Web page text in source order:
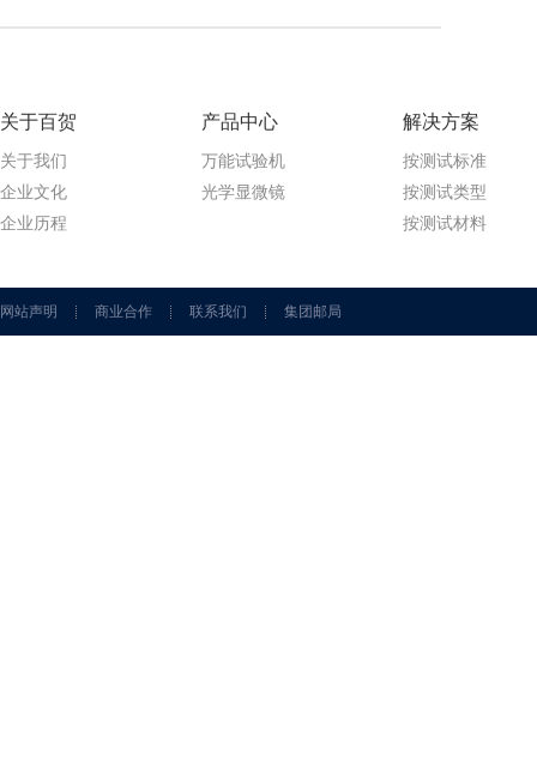
关于百贺
关于我们
企业文化
企业历程
产品中心
万能试验机
光学显微镜
解决方案
按测试标准
按测试类型
按测试材料
网站声明 商业合作 联系我们 集团邮局